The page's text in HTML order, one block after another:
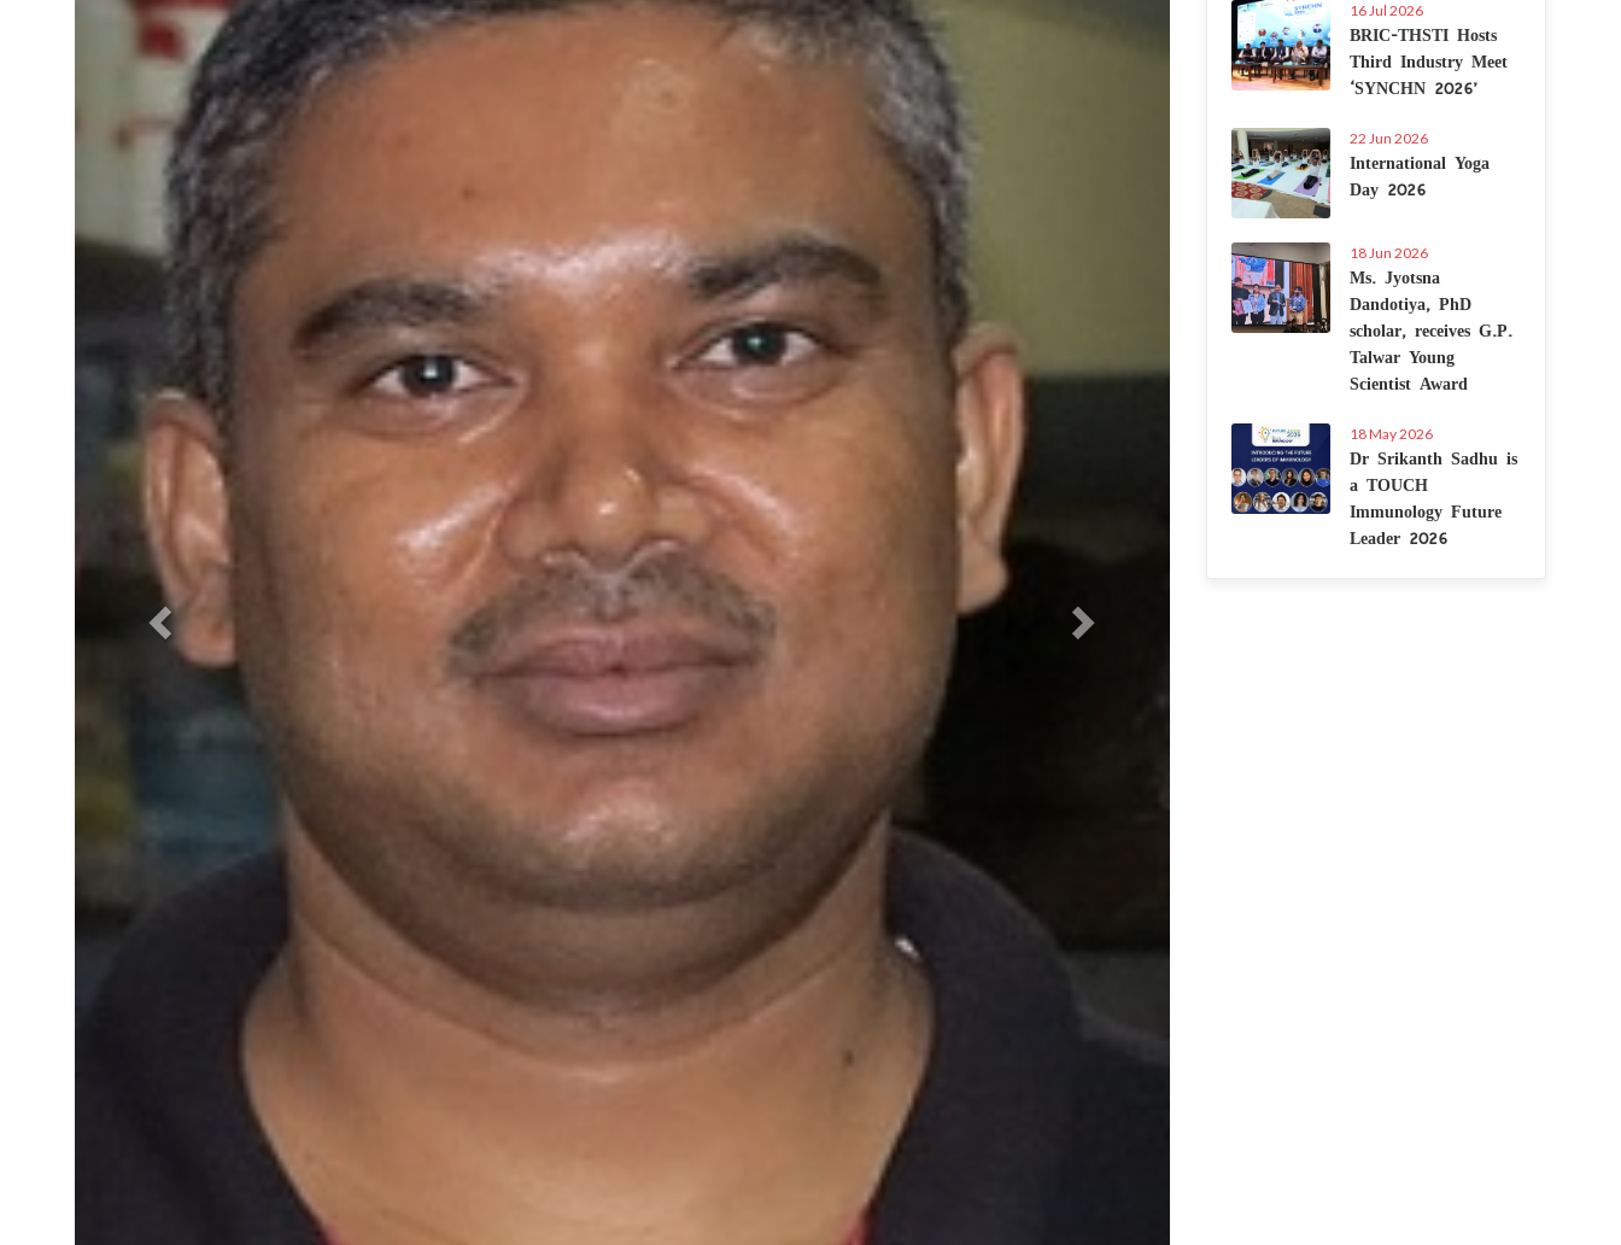
16 Jul 2026
BRIC-THSTI Hosts
Third Industry Meet
‘SYNCHN 2026’
22 Jun 2026
International Yoga
Day 2026
18 Jun 2026
Ms. Jyotsna
Dandotiya, PhD
scholar, receives G.P.
Talwar Young
Scientist Award
18 May 2026
Dr Srikanth Sadhu is
a TOUCH
Immunology Future
Leader 2026